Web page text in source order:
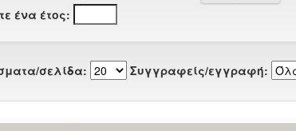
ένα έτος:
σελίδα: Συγγραφείς/εγγραφή: